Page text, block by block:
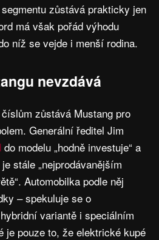
zůstává prakticky jen
má však pořád výhodu
níž se vejde i menší rodina.
nevzdává
zůstává Mustang pro
Generální ředitel Jim
do modelu „hodně investuje“ a
stále „nejprodávanějším
Automobilka podle něj
– spekuluje se o
variantě i speciálním
je pouze to, že elektrické kupé